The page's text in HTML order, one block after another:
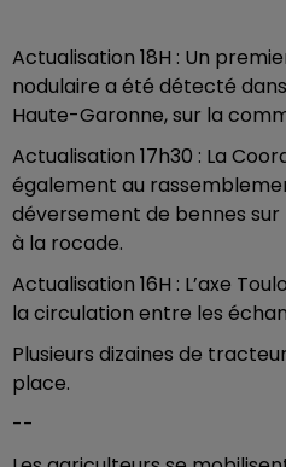
Actualisation 18H : Un
nodulaire a été détecté
Haute-Garonne, sur la
Actualisation 17h30 : La
également au
déversement de bennes
à la rocade.
Actualisation 16H : L’axe
la circulation entre les
Plusieurs dizaines de
place.
--